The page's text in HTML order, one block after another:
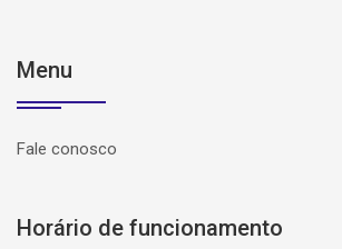
Menu
Fale conosco
Horário de funcionamento